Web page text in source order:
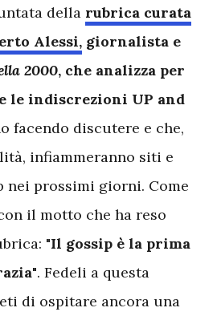
della rubrica curata
Alessi, giornalista e
2000, che analizza per
le indiscrezioni UP and
facendo discutere e che,
infiammeranno siti e
nei prossimi giorni. Come
il motto che ha reso
"Il gossip è la prima
. Fedeli a questa
di ospitare ancora una